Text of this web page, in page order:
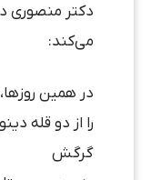
دکتر منصوری
می‌کند:
در همین
را از دو قله
گرگش